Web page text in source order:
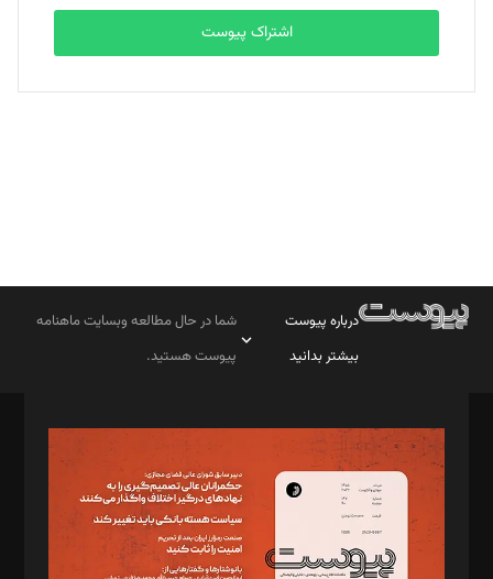
بابک نقاش
تحریریه
اشتراک پیوست
درباره پیوست
بیشتر بدانید
شما در حال مطالعه وبسایت ماهنامه
پیوست هستید.
مدیر مسئول: محمدباقر اثنی‌عشری
سردبیر: مهرک محمودی
دبیر تحریریه: میثم قاسمی
د‌بیر ناداستان: سمانه سمیع
د‌بیر خدمت و تجارت: ابوالفضل رجبی